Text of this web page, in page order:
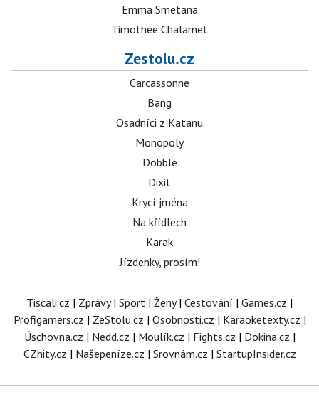
Emma Smetana
Timothée Chalamet
Zestolu.cz
Carcassonne
Bang
Osadníci z Katanu
Monopoly
Dobble
Dixit
Krycí jména
Na křídlech
Karak
Jízdenky, prosím!
Tiscali.cz | Zprávy| Sport | Ženy| Cestování | Games.cz |
Profigamers.cz | ZeStolu.cz | Osobnosti.cz | Karaoketexty.cz |
Úschovna.cz | Nedd.cz | Moulík.cz | Fights.cz | Dokina.cz |
CZhity.cz | Našepeníze.cz | Srovnám.cz | StartupInsider.cz